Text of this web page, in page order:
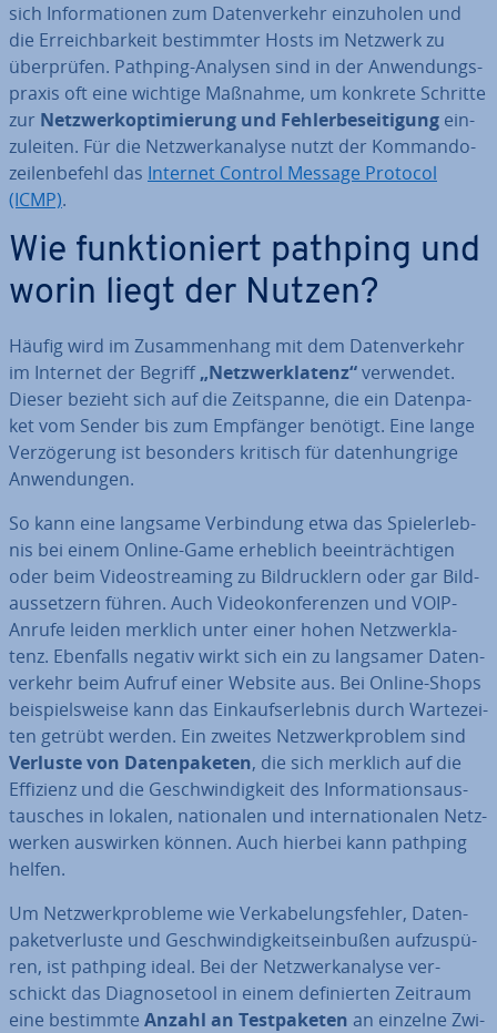
sich In­for­ma­tio­nen zum Da­ten­ver­kehr ein­zu­ho­len und
die Er­reich­bar­keit be­stimm­ter Hosts im Netzwerk zu
über­prü­fen. Pathping-Analysen sind in der An­wen­dungs­
pra­xis oft eine wichtige Maßnahme, um konkrete Schritte
zur Netz­werk­op­ti­mie­rung und Feh­ler­be­sei­ti­gung ein­
zu­lei­ten. Für die Netz­werk­ana­ly­se nutzt der Kom­man­do­
zei­len­be­fehl das Internet Control Message Protocol
(ICMP).
Wie funk­tio­niert pathping und
worin liegt der Nutzen?
Häufig wird im Zu­sam­men­hang mit dem Da­ten­ver­kehr
im Internet der Begriff„Netz­werk­la­tenz“verwendet.
Dieser bezieht sich auf die Zeit­span­ne, die ein Da­ten­pa­
ket vom Sender bis zum Empfänger benötigt. Eine lange
Ver­zö­ge­rung ist besonders kritisch für da­ten­hung­ri­ge
An­wen­dun­gen.
So kann eine langsame Ver­bin­dung etwa das Spiel­erleb­
nis bei einem Online-Game erheblich be­ein­träch­ti­gen
oder beim Vi­deo­strea­ming zu Bild­ruck­lern oder gar Bild­
aus­set­zern führen. Auch Vi­deo­kon­fe­ren­zen und VOIP-
Anrufe leiden merklich unter einer hohen Netz­werk­la­
tenz. Ebenfalls negativ wirkt sich ein zu langsamer Da­ten­
ver­kehr beim Aufruf einer Website aus. Bei Online-Shops
bei­spiels­wei­se kann das Ein­kaufs­er­leb­nis durch War­te­zei­
ten getrübt werden. Ein zweites Netz­werk­pro­blem sind
Verluste von Da­ten­pa­ke­ten, die sich merklich auf die
Effizienz und die Ge­schwin­dig­keit des In­for­ma­ti­ons­aus­
tau­sches in lokalen, na­tio­na­len und in­ter­na­tio­na­len Netz­
wer­ken auswirken können. Auch hierbei kann pathping
helfen.
Um Netz­werk­pro­ble­me wie Ver­ka­be­lungs­feh­ler, Da­ten­
pa­ket­ver­lus­te und Ge­schwin­dig­keits­ein­bu­ßen auf­zu­spü­
ren, ist pathping ideal. Bei der Netz­werk­ana­ly­se ver­
schickt das Dia­gno­se­tool in einem de­fi­nier­ten Zeitraum
eine bestimmte Anzahl an Test­pa­ke­ten an einzelne Zwi­